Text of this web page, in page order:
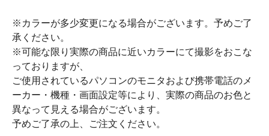
※カラーが多少変更になる場合がございます。予めご了
承ください。
※可能な限り実際の商品に近いカラーにて撮影をおこな
っておりますが、
ご使用されているパソコンのモニタおよび携帯電話のメ
ーカー・機種・画面設定等により、実際の商品のお色と
異なって見える場合がございます。
予めご了承の上、ご注文ください。